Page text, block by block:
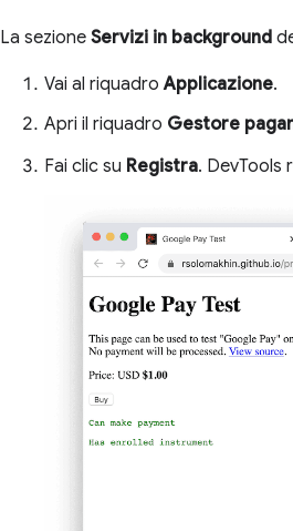
La sezione Servizi in background
Vai al riquadroApplicazione.
Apri il riquadro Gestore
Fai clic su Registra. DevTools